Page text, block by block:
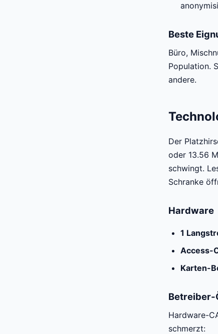
Beste
Büro,
Population.
andere.
Der
oder 13.56
schwingt.
Schranke
Hardware
1
Access-
Karten-
Betreiber-
Hardware-
schmerzt: